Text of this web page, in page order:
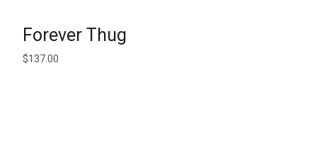
Forever Thug
$137.00